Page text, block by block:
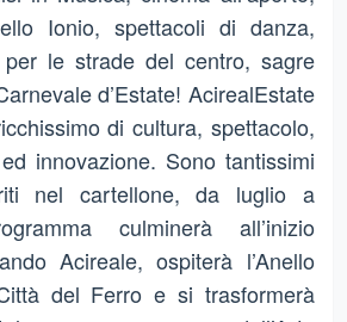
Ionio, spettacoli di danza,
per le strade del centro, sagre
d’Estate! AcirealEstate
di cultura, spettacolo,
innovazione. Sono tantissimi
nel cartellone, da luglio a
culminerà all’inizio
Acireale, ospiterà l’Anello
del Ferro e si trasformerà